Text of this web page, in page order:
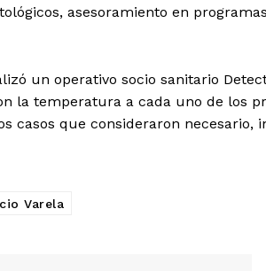
asesoramiento en
un operativo socio sanitario
la temperatura a cada uno de los
casos que consideraron
Varela